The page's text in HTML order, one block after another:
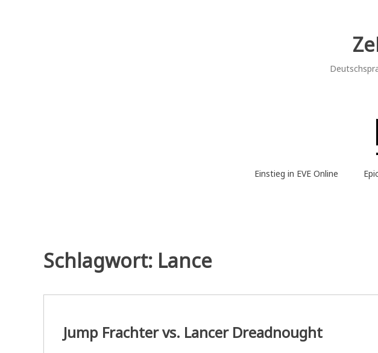
Einstieg in EVE Online
Schlagwort: Lance
Jump Frachter vs. Lancer Dreadnought